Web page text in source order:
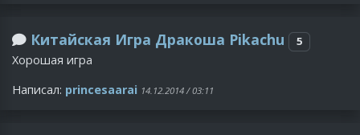
Китайская Игра Дракоша Pikachu 5
Хорошая игра
Написал: princesaarai 14.12.2014 / 03:11